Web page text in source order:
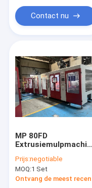
Contact nu
MP 80FD
Extrusiemulpmachine
aangedreven door
Siemens Motor
Prijs:negotiable
MOQ:1 Set
Ontvang de meest